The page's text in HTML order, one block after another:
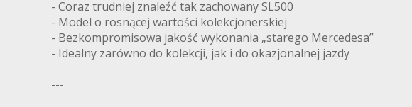
- Coraz trudniej znaleźć tak zachowany SL500
- Model o rosnącej wartości kolekcjonerskiej
- Bezkompromisowa jakość wykonania „starego Mercedesa”
- Idealny zarówno do kolekcji, jak i do okazjonalnej jazdy
---